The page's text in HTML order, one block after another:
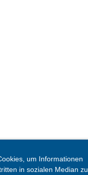
um Informationen
in sozialen Median zu